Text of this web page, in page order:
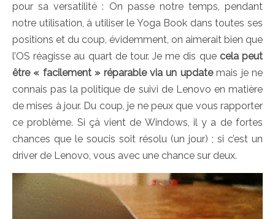
pour sa versatilité : On passe notre temps, pendant
notre utilisation, à utiliser le Yoga Book dans toutes ses
positions et du coup, évidemment, on aimerait bien que
l’OS réagisse au quart de tour. Je me dis que cela peut
être « facilement » réparable via un updatemais je ne
connais pas la politique de suivi de Lenovo en matière
de mises à jour. Du coup, je ne peux que vous rapporter
ce problème. Si çà vient de Windows, il y a de fortes
chances que le soucis soit résolu (un jour) ; si c’est un
driver de Lenovo, vous avec une chance sur deux.